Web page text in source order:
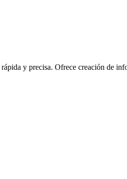
y precisa. Ofrece creación de